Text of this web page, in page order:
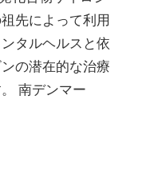
先によって利用
タルヘルスと依
の潜在的な治療
南デンマー